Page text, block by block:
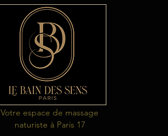
Votre espace de massage
naturiste à Paris 17